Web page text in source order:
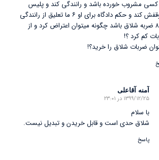
کسی مشروب خورده باشد و رانندگی کند و پلیس
متوقفش کند و حکم دادگاه برای او ۶ ما تعلیق از رانندگی
و ۸۰ ضربه شلاق باشد چگونه میتوان اعتراض کرد و از
کم کرد ؟!
ضربات شلاق را خرید؟!
آمنه آقاعلی
گفته:
۱۳۹۹/۱۲/۲۵ در ۲۳:۰۱
با سلام
شلاق حدی است و قابل خریدن و تبدیل نیست.
پاسخ